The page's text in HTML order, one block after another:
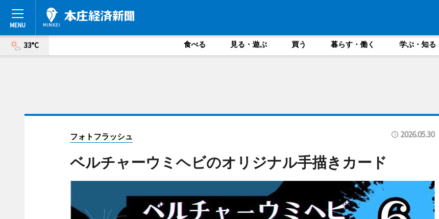
33°C 食べる 見る・遊ぶ 買う 暮らす・働く 学ぶ・知る
フォトフラッシュ 2026.05.30
ベルチャーウミヘビのオリジナル手描きカード